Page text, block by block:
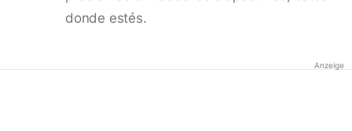
donde estés.
Anzeige